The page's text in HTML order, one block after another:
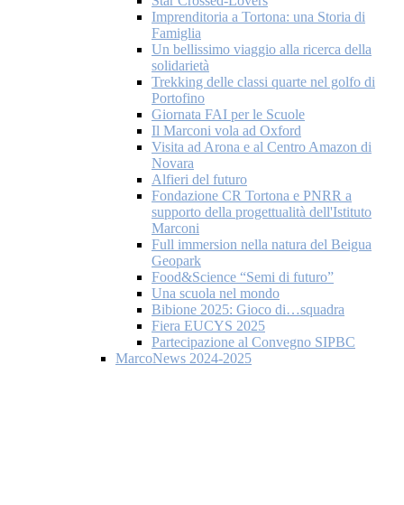
Imprenditoria a Tortona: una Storia di
Famiglia
Un bellissimo viaggio alla ricerca della
solidarietà
Trekking delle classi quarte nel golfo di
Portofino
Giornata FAI per le Scuole
Il Marconi vola ad Oxford
Visita ad Arona e al Centro Amazon di
Novara
Alfieri del futuro
Fondazione CR Tortona e PNRR a
supporto della progettualità dell'Istituto
Marconi
Full immersion nella natura del Beigua
Geopark
Food&Science “Semi di futuro”
Una scuola nel mondo
Bibione 2025: Gioco di…squadra
Fiera EUCYS 2025
Partecipazione al Convegno SIPBC
MarcoNews 2024-2025